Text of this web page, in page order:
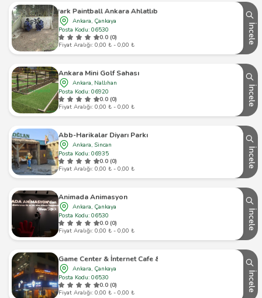
Park Paintball Ankara Ahlatlıbel
Ankara, Çankaya
Posta Kodu: 06530
0.0 (0)
Fiyat Aralığı: 0,00 ₺ - 0,00 ₺
İncele
Ankara Mini Golf Sahası
Ankara, Nallıhan
Posta Kodu: 06920
0.0 (0)
Fiyat Aralığı: 0,00 ₺ - 0,00 ₺
İncele
Abb-Harikalar Diyarı Parkı
Ankara, Sincan
Posta Kodu: 06935
0.0 (0)
Fiyat Aralığı: 0,00 ₺ - 0,00 ₺
İncele
Animada Animasyon
Ankara, Çankaya
Posta Kodu: 06530
0.0 (0)
Fiyat Aralığı: 0,00 ₺ - 0,00 ₺
İncele
Meram Game Center & İnternet Cafe & Playstation
Ankara, Çankaya
Posta Kodu: 06530
0.0 (0)
Fiyat Aralığı: 0,00 ₺ - 0,00 ₺
İncele